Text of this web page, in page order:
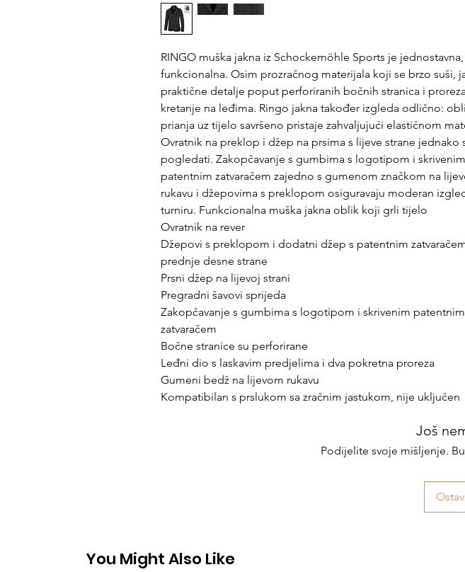
RINGO muška jakna iz Schockemöhle Sports je
funkcionalna. Osim prozračnog materijala koji se brzo suši,
praktične detalje poput perforiranih bočnih stranica i
kretanje na leđima. Ringo jakna također izgleda odlično:
prianja uz tijelo savršeno pristaje zahvaljujući elastičnom
Ovratnik na preklop i džep na prsima s lijeve strane jednako
pogledati. Zakopčavanje s gumbima s logotipom i skrivenim
patentnim zatvaračem zajedno s gumenom značkom na
rukavu i džepovima s preklopom osiguravaju moderan
turniru. Funkcionalna muška jakna oblik koji grli tijelo
Ovratnik na rever
Džepovi s preklopom i dodatni džep s patentnim
prednje desne strane
Prsni džep na lijevoj strani
Pregradni šavovi sprijeda
Zakopčavanje s gumbima s logotipom i skrivenim patentnim
zatvaračem
Bočne stranice su perforirane
Leđni dio s laskavim predjelima i dva pokretna proreza
Gumeni bedž na lijevom rukavu
Kompatibilan s prslukom sa zračnim jastukom, nije uključen
Još
Podijelite svoje mišljenje.
You Might Also Like